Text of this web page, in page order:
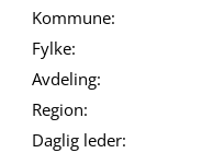
Kommune:
Fylke:
Avdeling:
Region:
Daglig leder: